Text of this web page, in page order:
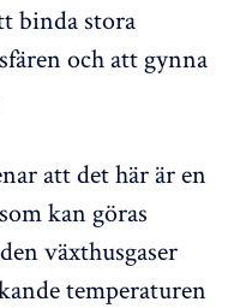
binda stora
och att gynna
att det här är en
kan göras
växthusgaser
temperaturen